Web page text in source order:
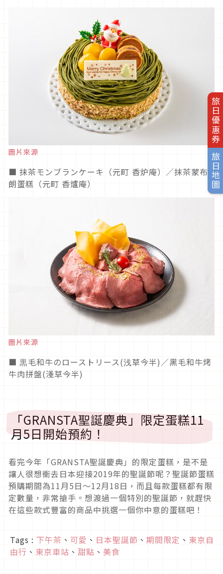
旅日優惠券
旅日地圖
圖片來源
■ 抹茶モンブランケーキ（元町 香炉庵）／抹茶蒙布
朗蛋糕（元町 香爐庵）
圖片來源
■ 黒毛和牛のローストリース(浅草今半)／黑毛和牛烤
牛肉拼盤(淺草今半)
「GRANSTA聖誕慶典」限定蛋糕11
月5日開始預約！
看完今年「GRANSTA聖誕慶典」的限定蛋糕，是不是
讓人很想衝去日本迎接2019年的聖誕節呢？聖誕節蛋糕
預購期間為11月5日～12月18日，而且每款蛋糕都有限
定數量，非常搶手。想渡過一個特別的聖誕節，就趕快
在這些款式豐富的商品中挑選一個你中意的蛋糕吧！
Tags : 下午茶 、 可愛 、 日本聖誕節 、 期間限定 、 東京自
由行 、 東京車站 、 甜點 、 美食